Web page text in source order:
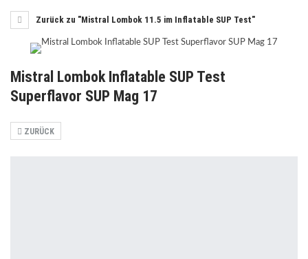
Zurück zu "Mistral Lombok 11.5 im Inflatable SUP Test"
Mistral Lombok Inflatable SUP Test
Superflavor SUP Mag 17
ZURÜCK